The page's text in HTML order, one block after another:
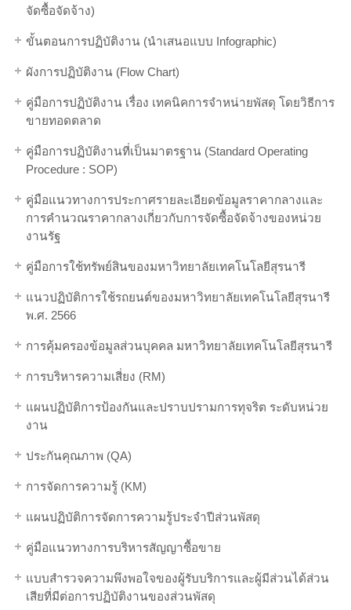
จัดซื้อจัดจ้าง)
ขั้นตอนการปฏิบัติงาน (นำเสนอแบบ Infographic)
ผังการปฏิบัติงาน (Flow Chart)
คู่มือการปฏิบัติงาน เรื่อง เทคนิคการจำหน่ายพัสดุ โดยวิธีการ
ขายทอดตลาด
คู่มือการปฏิบัติงานที่เป็นมาตรฐาน (Standard Operating
Procedure : SOP)
คู่มือแนวทางการประกาศรายละเอียดข้อมูลราคากลางและ
การคำนวณราคากลางเกี่ยวกับการจัดซื้อจัดจ้างของหน่วย
งานรัฐ
คู่มือการใช้ทรัพย์สินของมหาวิทยาลัยเทคโนโลยีสุรนารี
แนวปฏิบัติการใช้รถยนต์ของมหาวิทยาลัยเทคโนโลยีสุรนารี
พ.ศ. 2566
การคุ้มครองข้อมูลส่วนบุคคล มหาวิทยาลัยเทคโนโลยีสุรนารี
การบริหารความเสี่ยง (RM)
แผนปฏิบัติการป้องกันและปราบปรามการทุจริต ระดับหน่วย
งาน
ประกันคุณภาพ (QA)
การจัดการความรู้ (KM)
แผนปฏิบัติการจัดการความรู้ประจำปีส่วนพัสดุ
คู่มือแนวทางการบริหารสัญญาซื้อขาย
แบบสำรวจความพึงพอใจของผู้รับบริการและผู้มีส่วนได้ส่วน
เสียที่มีต่อการปฏิบัติงานของส่วนพัสดุ